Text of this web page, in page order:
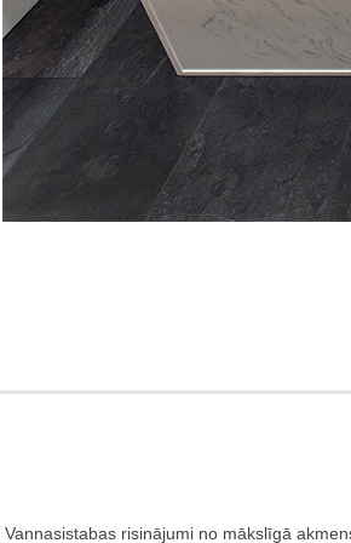
Vannasistabas risinājumi no mākslīgā